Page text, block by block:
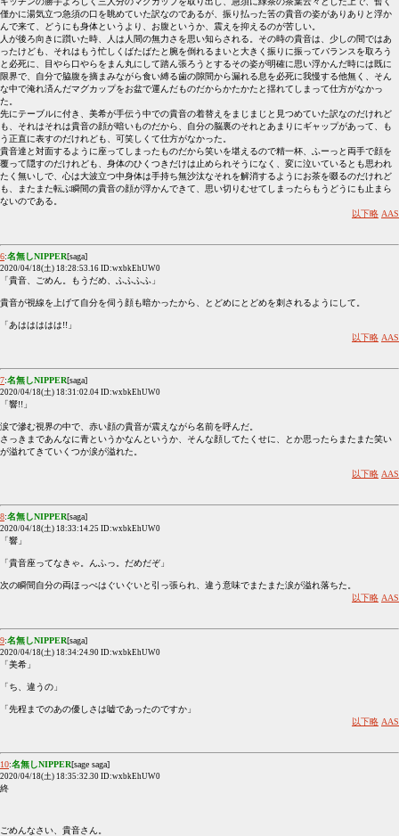
僅かに湯気立つ急須の口を眺めていた訳なのであるが、振り払った筈の貴音の姿がありありと浮か
んで来て、どうにも身体というより、お腹というか、震えを抑えるのが苦しい。
人が後ろ向きに躓いた時、人は人間の無力さを思い知らされる。その時の貴音は、少しの間ではあ
ったけども、それはもう忙しくばたばたと腕を倒れるまいと大きく振りに振ってバランスを取ろう
と必死に、目やら口やらをまん丸にして踏ん張ろうとするその姿が明確に思い浮かんだ時には既に
限界で、自分で脇腹を摘まみながら食い縛る歯の隙間から漏れる息を必死に我慢する他無く、そん
な中で淹れ済んだマグカップをお盆で運んだものだからかたかたと揺れてしまって仕方がなかっ
た。
先にテーブルに付き、美希が手伝う中での貴音の着替えをまじまじと見つめていた訳なのだけれど
も、それはそれは貴音の顔が暗いものだから、自分の脳裏のそれとあまりにギャップがあって、も
う正直に表すのだけれども、可笑しくて仕方がなかった。
貴音達と対面するように座ってしまったものだから笑いを堪えるので精一杯、ふーっと両手で顔を
覆って隠すのだけれども、身体のひくつきだけは止められそうになく、変に泣いているとも思われ
たく無いしで、心は大波立つ中身体は手持ち無沙汰なそれを解消するようにお茶を啜るのだけれど
も、またまた転ぶ瞬間の貴音の顔が浮かんできて、思い切りむせてしまったらもうどうにも止まら
ないのである。
以下略 AAS
6:名無しNIPPER[saga]
2020/04/18(土) 18:28:53.16 ID:wxbkEhUW0
「貴音、ごめん。もうだめ、ふふふふ」
貴音が視線を上げて自分を伺う顔も暗かったから、とどめにとどめを刺されるようにして。
「あははははは!!」
以下略 AAS
7:名無しNIPPER[saga]
2020/04/18(土) 18:31:02.04 ID:wxbkEhUW0
「響!!」
涙で滲む視界の中で、赤い顔の貴音が震えながら名前を呼んだ。
さっきまであんなに青というかなんというか、そんな顔してたくせに、とか思ったらまたまた笑い
が溢れてきていくつか涙が溢れた。
以下略 AAS
8:名無しNIPPER[saga]
2020/04/18(土) 18:33:14.25 ID:wxbkEhUW0
「響」
「貴音座ってなきゃ。んふっ。だめだぞ」
次の瞬間自分の両ほっぺはぐいぐいと引っ張られ、違う意味でまたまた涙が溢れ落ちた。
以下略 AAS
9:名無しNIPPER[saga]
2020/04/18(土) 18:34:24.90 ID:wxbkEhUW0
「美希」
「ち、違うの」
「先程までのあの優しさは嘘であったのですか」
以下略 AAS
10:名無しNIPPER[sage saga]
2020/04/18(土) 18:35:32.30 ID:wxbkEhUW0
終
ごめんなさい、貴音さん。